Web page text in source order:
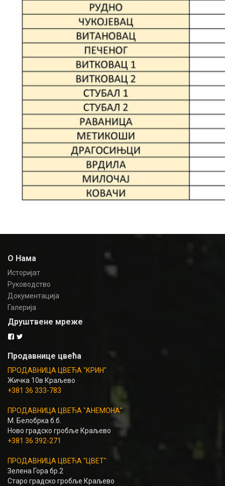
О Нама
Историјат
Руководство
Документација
Галерија
Друштвене мреже
Продавнице цвећа
ПРОДАВНИЦА ЦВЕЋА "КРИН"
Жичка 10в Краљево
+381 36 333-783
ПРОДАВНИЦА ЦВЕЋА "АНЕМОНА"
М. Белобрка б.б.
Ново градско гробље Краљево
+381 36 392-271
ПРОДАВНИЦА ЦВЕЋА "ЦВЕТ"
Зелена Гора бр.2
Старо градско гробље Краљево